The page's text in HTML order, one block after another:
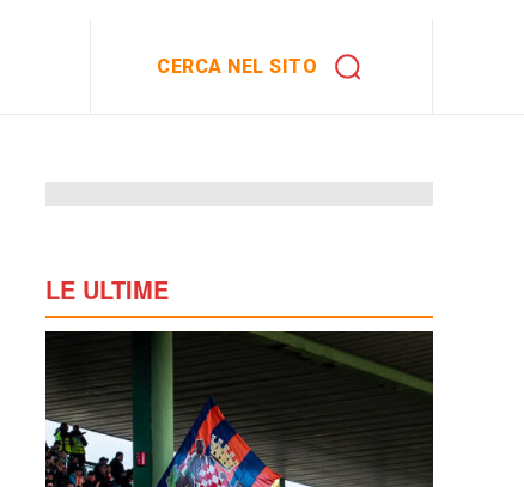
CERCA NEL SITO
LE ULTIME